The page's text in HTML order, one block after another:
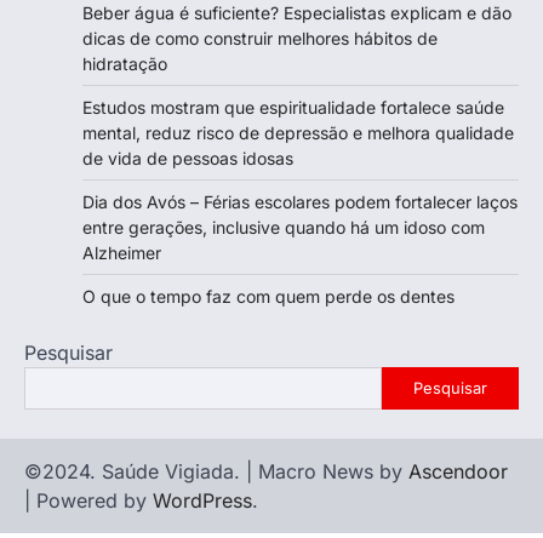
Beber água é suficiente? Especialistas explicam e dão
dicas de como construir melhores hábitos de
hidratação
Estudos mostram que espiritualidade fortalece saúde
mental, reduz risco de depressão e melhora qualidade
de vida de pessoas idosas
Dia dos Avós – Férias escolares podem fortalecer laços
entre gerações, inclusive quando há um idoso com
Alzheimer
O que o tempo faz com quem perde os dentes
Pesquisar
Pesquisar
©2024. Saúde Vigiada. | Macro News by Ascendoor
| Powered by WordPress.